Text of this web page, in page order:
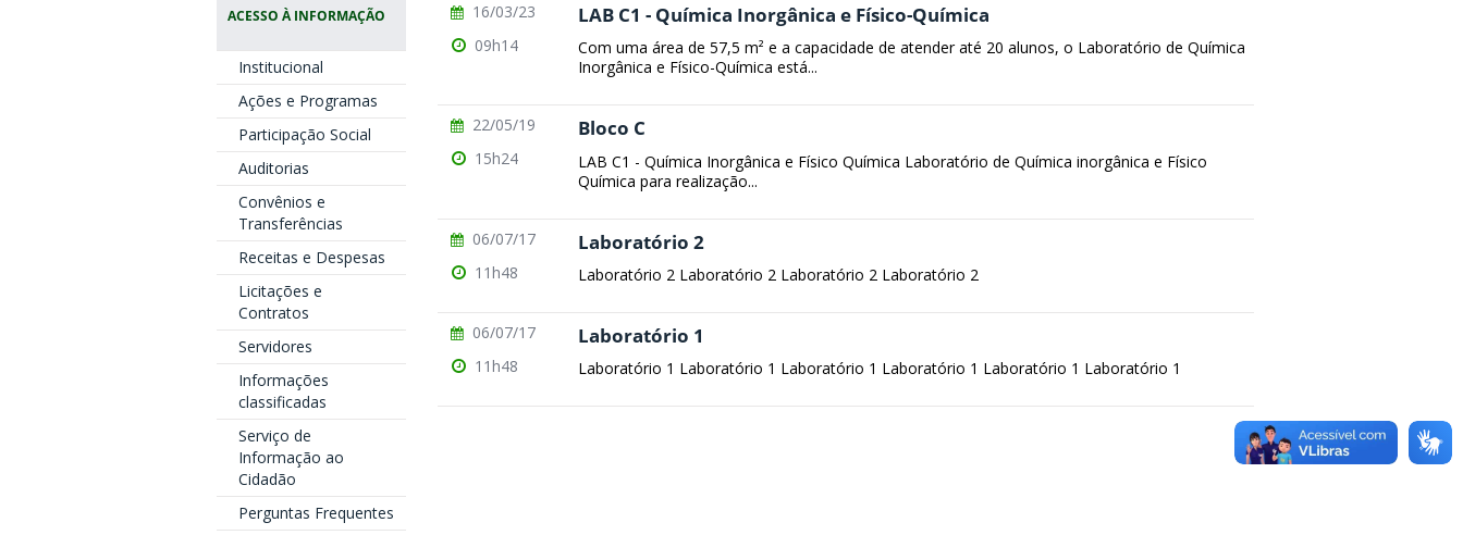
ACESSO À INFORMAÇÃO
Institucional
Ações e Programas
Participação Social
Auditorias
Convênios e
Transferências
Receitas e Despesas
Licitações e
Contratos
Servidores
Informações
classificadas
Serviço de
Informação ao
Cidadão
Perguntas Frequentes
LAB C1 - Química Inorgânica e Físico-Química
Com uma área de 57,5 m² e a capacidade de atender até 20 alunos, o Laboratório de Química
Inorgânica e Físico-Química está...
16/03/23
09h14
Bloco C
LAB C1 - Química Inorgânica e Físico Química Laboratório de Química inorgânica e Físico
Química para realização...
22/05/19
15h24
Laboratório 2
Laboratório 2 Laboratório 2 Laboratório 2 Laboratório 2
06/07/17
11h48
Laboratório 1
Laboratório 1 Laboratório 1 Laboratório 1 Laboratório 1 Laboratório 1 Laboratório 1
06/07/17
11h48